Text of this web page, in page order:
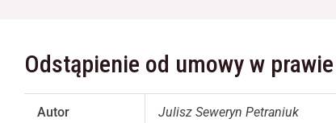
Odstąpienie od umowy w
Autor Julisz Seweryn Petraniuk